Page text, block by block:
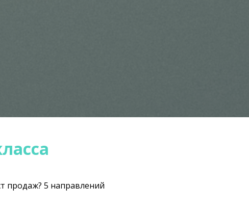
продаж? 5 направлений